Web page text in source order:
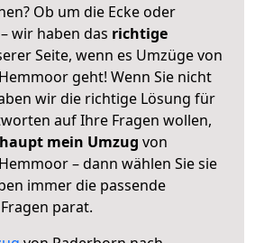
Ob um die Ecke oder
wir haben das richtige
Seite, wenn es Umzüge von
geht! Wenn Sie nicht
wir die richtige Lösung für
auf Ihre Fragen wollen,
mein Umzug von
– dann wählen Sie sie
immer die passende
parat.